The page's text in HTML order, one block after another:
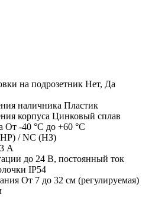
на подрозетник Нет, Да
наличника Пластик
корпуса Цинковый сплав
От -40 °С до +60 °С
/ NC (НЗ)
А
до 24 В, постоянный ток
IP54
От 7 до 32 см (регулируемая)